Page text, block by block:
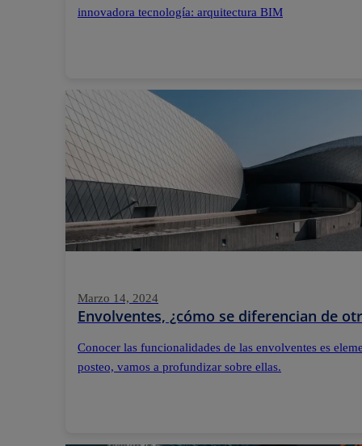
innovadora tecnología: arquitectura BIM
Marzo 14, 2024
Envolventes, ¿cómo se diferencian de
Conocer las funcionalidades de las envolventes es
posteo, vamos a profundizar sobre ellas.